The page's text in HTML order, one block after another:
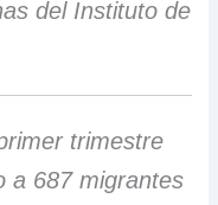
del Instituto de
trimestre
a 687 migrantes